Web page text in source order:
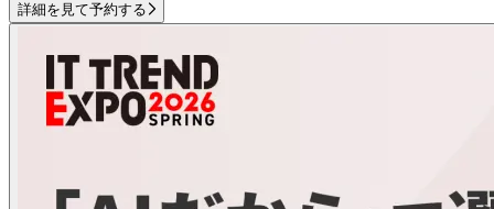
詳細を見て予約する